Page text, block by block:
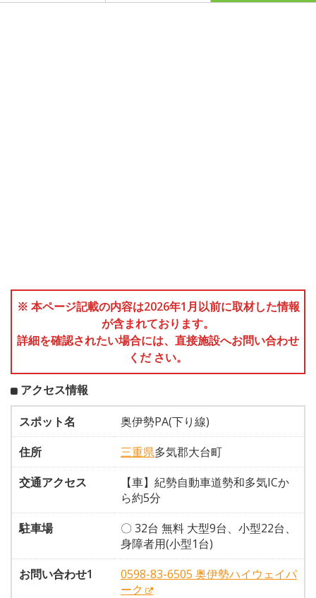
※ 本ページ記載の内容は2026年1月以前に取材した情報
が含まれております。
詳細を確認されたい場合には、直接施設へお問い合わせ
くだ さい。
アクセス情報
スポット名
奥伊勢PA(下り線)
住所
三重県多気郡大台町
交通アクセス
【車】紀勢自動車道勢和多気ICか
ら約5分
駐車場
〇 32台 無料 大型9台、小型22台、
身障者用(小型1台)
お問い合わせ1
0598-83-6505 奥伊勢ハイウェイパ
ーク